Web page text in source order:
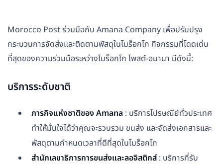
Morocco Post ร่วมมือกับ Amana Company เพื่อปรับปรุง
กระบวนการจัดส่งและติดตามพัสดุในโมร็อกโก กิจกรรมที่โดดเด่น
ที่สุดของความร่วมมือระหว่างโมร็อกโก โพสต์-อมานา มีดังนี้:
บริการระดับชาติ
ภารกิจแห่งชาติของ Amana : บริการไปรษณีย์ทั่วประเทศ
ทำให้มั่นใจได้ว่าคุณจะรวบรวม ขนส่ง และจัดส่งเอกสารและ
พัสดุตามกำหนดเวลาที่ดีที่สุดในโมร็อกโก
สำนักเลขาธิการการขนส่งและลอจิสติกส์: บริการที่รับ